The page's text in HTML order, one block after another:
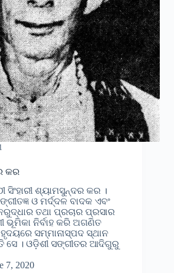
କର
ସିଂହାରୀ ଶ୍ୟାମସୁନ୍ଦର କର ।
ଓ ମର୍ଦ୍ଦଳ ବାଦକ ଏବଂ
ତଥା ପ୍ରଚାର ପ୍ରସାର
ଭୂମିକା ନିର୍ବାହ କରି ଅଗଣିତ
ସମ୍ମାନାସ୍ପଦ ସ୍ଥାନ
ସେ । ଓଡ଼ିଶୀ ସଙ୍ଗୀତର ଆଦିଗୁରୁ
7, 2020